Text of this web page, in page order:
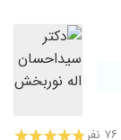
۷۶ نفر